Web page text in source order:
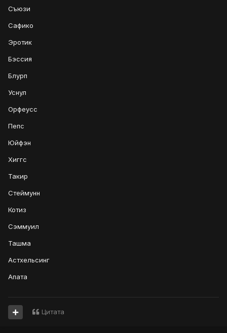
Съюзи
Сафико
Эротик
Бэссия
Блурп
Уснул
Орфеусс
Пепс
Юйфэн
Хиггс
Такир
Стеймунн
Котиз
Сэммуил
Ташма
Астхельсинг
Апата
Цитата